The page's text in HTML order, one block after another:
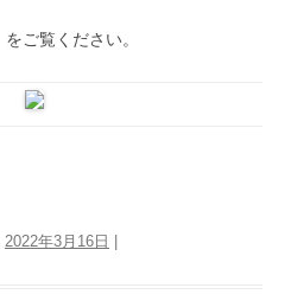
をご覧ください。
2022年3月16日